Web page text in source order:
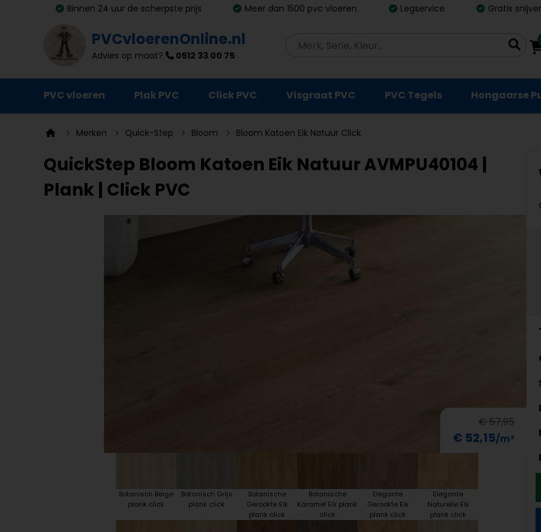
Binnen 24 uur de scherpste prijs Meer dan 1500 pvc vloeren Legservice Gratis
PVCvloerenOnline.nl
Advies op maat? 0512 33 00 75
PVC vloeren Plak PVC Click PVC Visgraat PVC PVC Tegels Hongaarse
Ondervloeren
Plinten
Deurmatten
Lijm, primer en egalisatie
Merken Quick-Step Bloom Bloom Katoen Eik Natuur Click
QuickStep Bloom Katoen Eik Natuur AVMPU40104 |
Plank | Click PVC
€ 57,95
€ 52,15
Botanisch Beige
plank click
Botanisch Grijs
plank click
Botanische
Gerookte Eik
plank click
Botanische
Karamel Eik plank
click
Elegante
Gerookte Eik
plank click
Elegante
Naturelle Eik
plank click